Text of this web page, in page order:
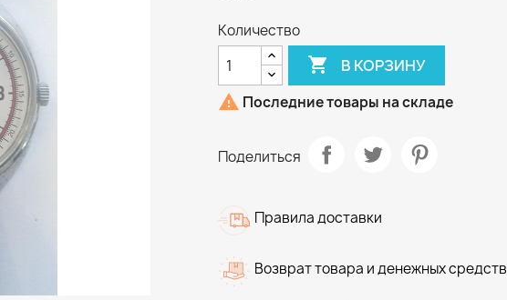
Количество
 В КОРЗИНУ
 Последние товары на складе
Поделиться
Правила доставки
Возврат товара и денежных средств